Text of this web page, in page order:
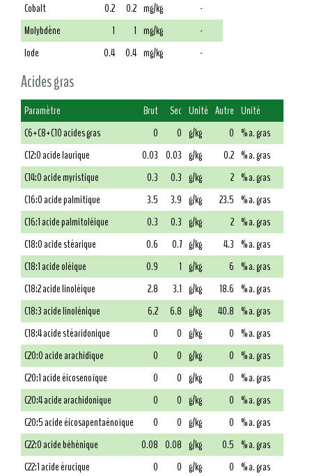
Cobalt
0.2 0.2 mg/kg
-
Molybdène
1 1 mg/kg
-
Iode
0.4 0.4 mg/kg -
Acides gras
Paramètre Brut Sec Unité Autre Unité
C6+C8+C10 acides gras
0 0 g/kg 0 % a. gras
C12:0 acide laurique
0.03 0.03 g/kg 0.2 % a. gras
C14:0 acide myristique
0.3 0.3 g/kg 2 % a. gras
C16:0 acide palmitique
3.5 3.9 g/kg 23.5 % a. gras
C16:1 acide palmitoléique
0.3 0.3 g/kg 2 % a. gras
C18:0 acide stéarique
0.6 0.7 g/kg 4.3 % a. gras
C18:1 acide oléique
0.9 1 g/kg 6 % a. gras
C18:2 acide linoléique
2.8 3.1 g/kg 18.6 % a. gras
C18:3 acide linolénique
6.2 6.8 g/kg 40.8 % a. gras
C18:4 acide stéaridonique
0 0 g/kg 0 % a. gras
C20:0 acide arachidique
0 0 g/kg 0 % a. gras
C20:1 acide éicosenoïque
0 0 g/kg 0 % a. gras
C20:4 acide arachidonique
0 0 g/kg 0 % a. gras
C20:5 acide éicosapentaénoïque
0 0 g/kg 0 % a. gras
C22:0 acide béhénique
0.08 0.08 g/kg 0.5 % a. gras
C22:1 acide érucique
0 0 g/kg 0 % a. gras